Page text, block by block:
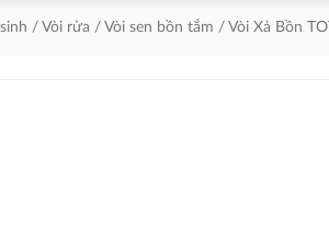
/ Vòi rửa / Vòi sen bồn tắm / Vòi Xả Bồn